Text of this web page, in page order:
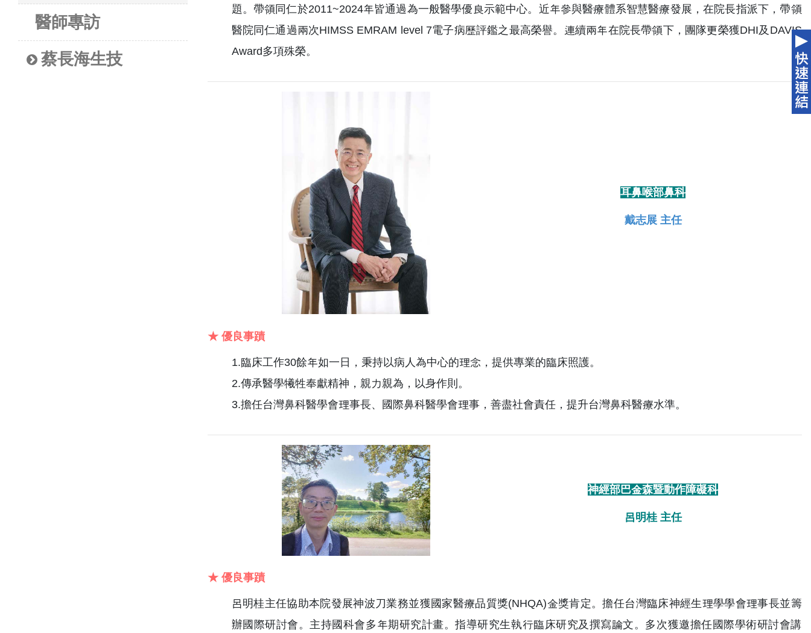
醫師專訪
蔡長海生技
題。帶領同仁於2011~2024年皆通過為一般醫學優良示範中心。近年參與醫療體系智慧醫療發展，在院長指派下，帶領
醫院同仁通過兩次HIMSS EMRAM level 7電子病歷評鑑之最高榮譽。連續兩年在院長帶領下，團隊更榮獲DHI及DAVIS
Award多項殊榮。
耳鼻喉部鼻科
戴志展 主任
★ 優良事蹟
1.臨床工作30餘年如一日，秉持以病人為中心的理念，提供專業的臨床照護。
2.傳承醫學犧牲奉獻精神，親力親為，以身作則。
3.擔任台灣鼻科醫學會理事長、國際鼻科醫學會理事，善盡社會責任，提升台灣鼻科醫療水準。
神經部巴金森暨動作障礙科
呂明桂 主任
★ 優良事蹟
呂明桂主任協助本院發展神波刀業務並獲國家醫療品質獎(NHQA)金獎肯定。擔任台灣臨床神經生理學學會理事長並籌
辦國際研討會。主持國科會多年期研究計畫。指導研究生執行臨床研究及撰寫論文。多次獲邀擔任國際學術研討會講